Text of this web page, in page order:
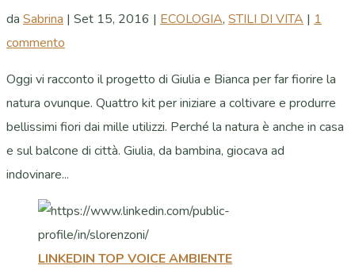
da Sabrina | Set 15, 2016 | ECOLOGIA, STILI DI VITA | 1
commento
Oggi vi racconto il progetto di Giulia e Bianca per far fiorire la
natura ovunque. Quattro kit per iniziare a coltivare e produrre
bellissimi fiori dai mille utilizzi. Perché la natura è anche in casa
e sul balcone di città. Giulia, da bambina, giocava ad
indovinare...
LINKEDIN TOP VOICE AMBIENTE